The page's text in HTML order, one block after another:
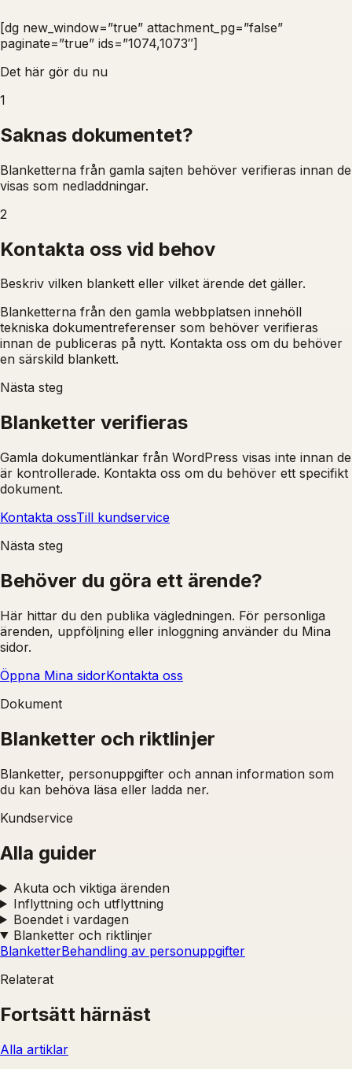
[dg new_window=”true” attachment_pg=”false”
paginate=”true” ids=”1074,1073″]
Det här gör du nu
1
Saknas dokumentet?
Blanketterna från gamla sajten behöver verifieras innan de
visas som nedladdningar.
2
Kontakta oss vid behov
Beskriv vilken blankett eller vilket ärende det gäller.
Blanketterna från den gamla webbplatsen innehöll
tekniska dokumentreferenser som behöver verifieras
innan de publiceras på nytt. Kontakta oss om du behöver
en särskild blankett.
Nästa steg
Blanketter verifieras
Gamla dokumentlänkar från WordPress visas inte innan de
är kontrollerade. Kontakta oss om du behöver ett specifikt
dokument.
Kontakta ossTill kundservice
Nästa steg
Behöver du göra ett ärende?
Här hittar du den publika vägledningen. För personliga
ärenden, uppföljning eller inloggning använder du Mina
sidor.
Öppna Mina sidorKontakta oss
Dokument
Blanketter och riktlinjer
Blanketter, personuppgifter och annan information som
du kan behöva läsa eller ladda ner.
Kundservice
Alla guider
Akuta och viktiga ärenden
Inflyttning och utflyttning
Boendet i vardagen
Blanketter och riktlinjer
BlanketterBehandling av personuppgifter
Relaterat
Fortsätt härnäst
Alla artiklar